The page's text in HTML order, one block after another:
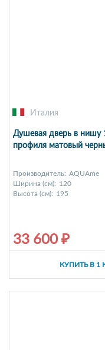
Италия
Душевая дверь в нишу
профиля матовый
Производитель: AQUAme
Ширина (см): 120
Высота (см): 195
33 600 ₽
КУПИТЬ В 1